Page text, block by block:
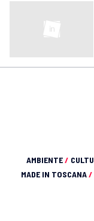
AMBIENTE/
MADE IN TOSCANA/